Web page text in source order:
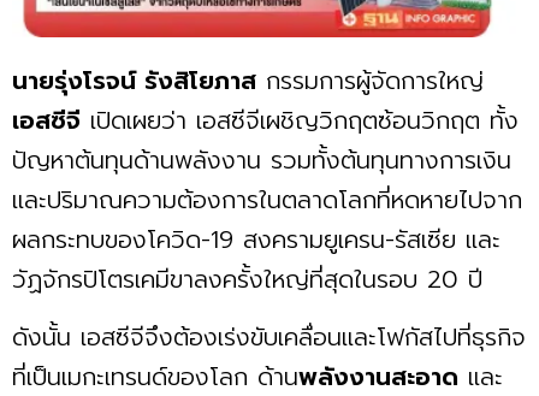
นายรุ่งโรจน์ รังสิโยภาส กรรมการผู้จัดการใหญ่
เอสซีจี เปิดเผยว่า เอสซีจีเผชิญวิกฤตซ้อนวิกฤต ทั้ง
ปัญหาต้นทุนด้านพลังงาน รวมทั้งต้นทุนทางการเงิน
และปริมาณความต้องการในตลาดโลกที่หดหายไปจาก
ผลกระทบของโควิด-19 สงครามยูเครน-รัสเซีย และ
วัฏจักรปิโตรเคมีขาลงครั้งใหญ่ที่สุดในรอบ 20 ปี
ดังนั้น เอสซีจีจึงต้องเร่งขับเคลื่อนและโฟกัสไปที่ธุรกิจ
ที่เป็นเมกะเทรนด์ของโลก ด้านพลังงานสะอาด และ